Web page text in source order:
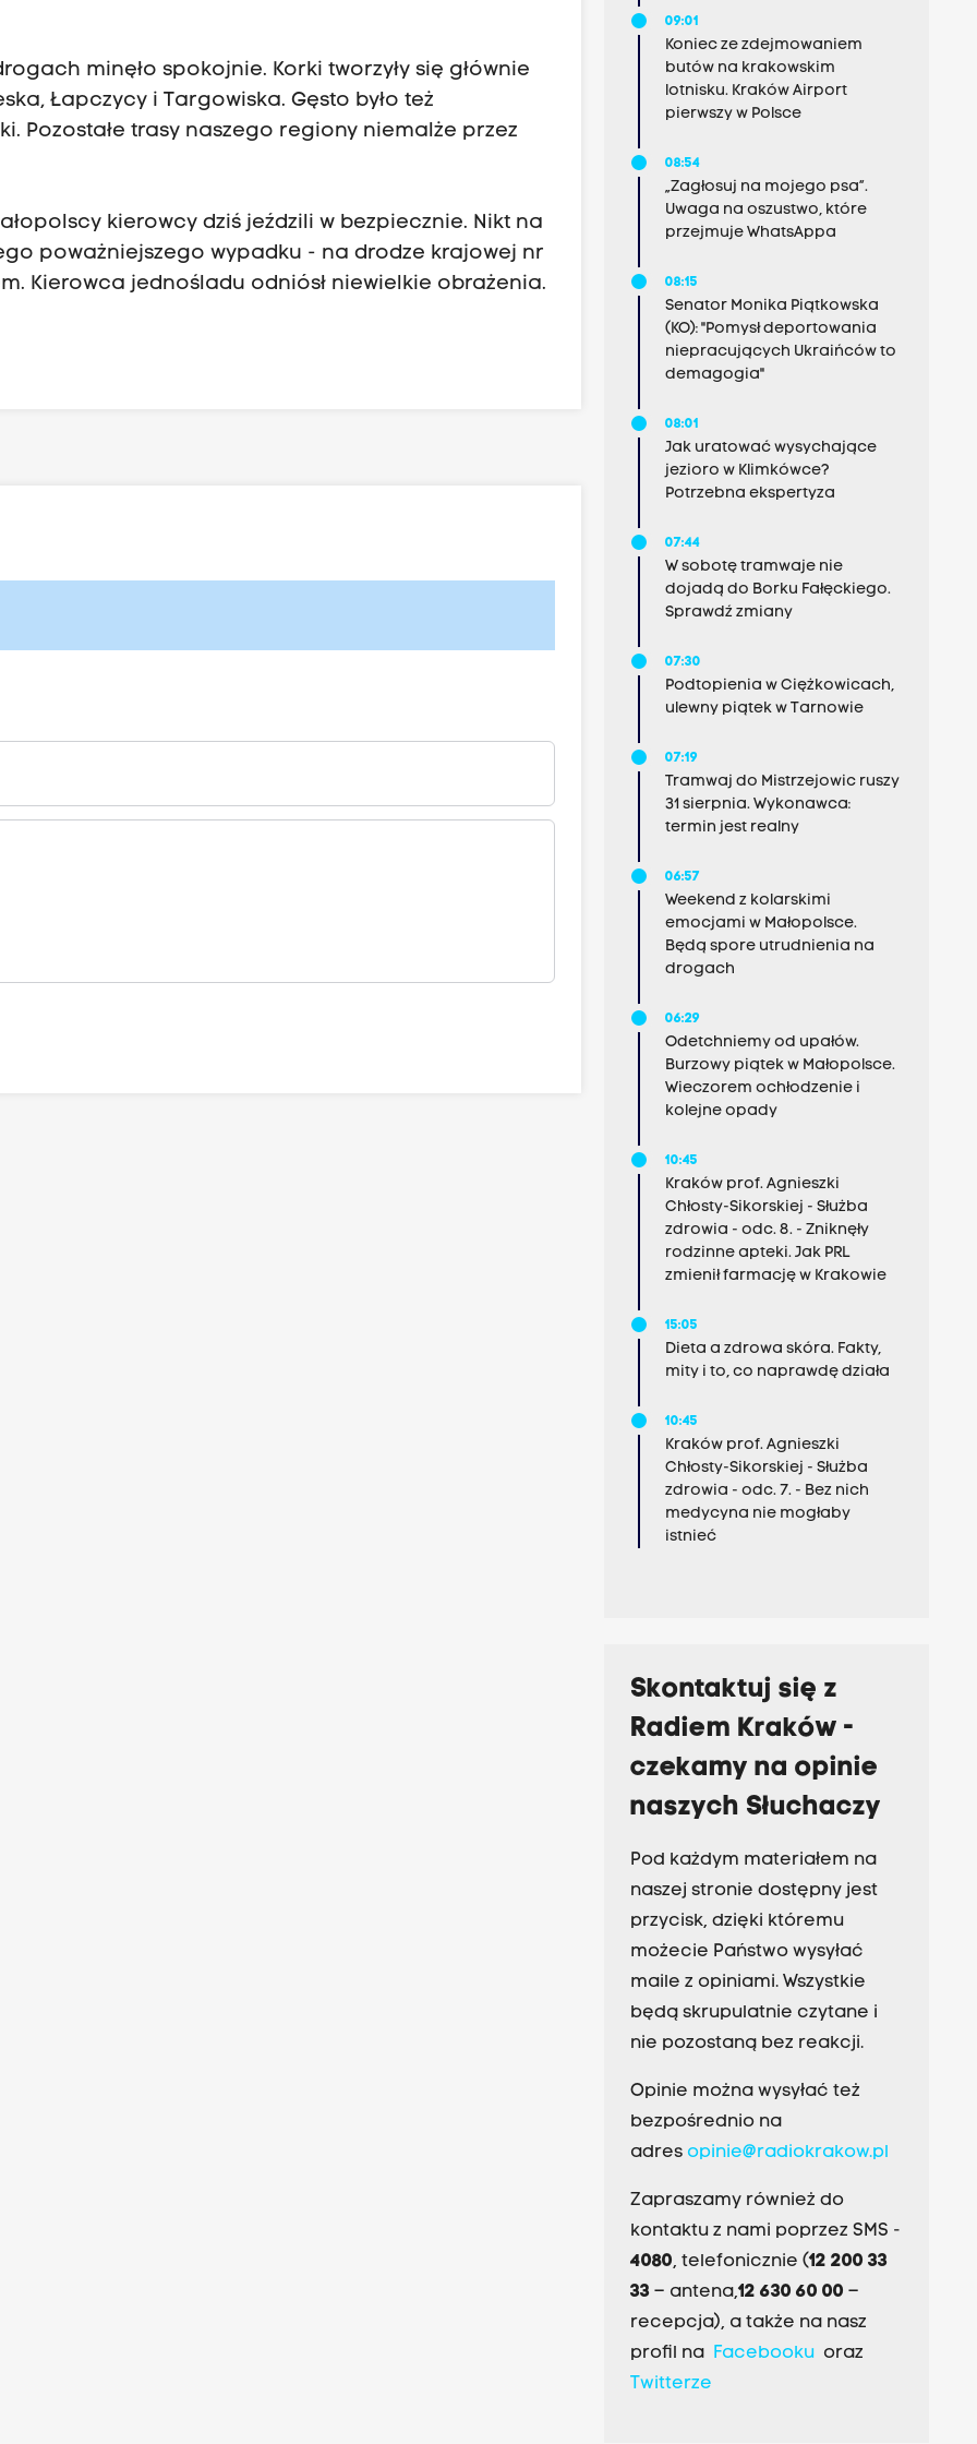
minęło spokojnie. Korki tworzyły się głównie
Łapczycy i Targowiska. Gęsto było też
Pozostałe trasy naszego regiony niemalże przez
kierowcy dziś jeździli w bezpiecznie. Nikt na
poważniejszego wypadku - na drodze krajowej nr
Kierowca jednośladu odniósł niewielkie obrażenia.
09:01
Koniec ze zdejmowaniem
butów na krakowskim
lotnisku. Kraków Airport
pierwszy w Polsce
08:54
„Zagłosuj na mojego psa”.
Uwaga na oszustwo, które
przejmuje WhatsAppa
08:15
Senator Monika Piątkowska
(KO): "Pomysł deportowania
niepracujących Ukraińców to
demagogia"
08:01
Jak uratować wysychające
jezioro w Klimkówce?
Potrzebna ekspertyza
07:44
W sobotę tramwaje nie
dojadą do Borku Fałęckiego.
Sprawdź zmiany
07:30
Podtopienia w Ciężkowicach,
ulewny piątek w Tarnowie
07:19
Tramwaj do Mistrzejowic ruszy
31 sierpnia. Wykonawca:
termin jest realny
06:57
Weekend z kolarskimi
emocjami w Małopolsce.
Będą spore utrudnienia na
drogach
06:29
Odetchniemy od upałów.
Burzowy piątek w Małopolsce.
Wieczorem ochłodzenie i
kolejne opady
10:45
Kraków prof. Agnieszki
Chłosty-Sikorskiej - Służba
zdrowia - odc. 8. - Zniknęły
rodzinne apteki. Jak PRL
zmienił farmację w Krakowie
15:05
Dieta a zdrowa skóra. Fakty,
mity i to, co naprawdę działa
10:45
Kraków prof. Agnieszki
Chłosty-Sikorskiej - Służba
zdrowia - odc. 7. - Bez nich
medycyna nie mogłaby
istnieć
Skontaktuj się z
Radiem Kraków -
czekamy na opinie
naszych Słuchaczy
Pod każdym materiałem na
naszej stronie dostępny jest
przycisk, dzięki któremu
możecie Państwo wysyłać
maile z opiniami. Wszystkie
będą skrupulatnie czytane i
nie pozostaną bez reakcji.
Opinie można wysyłać też
bezpośrednio na
adres opinie@radiokrakow.pl
Zapraszamy również do
kontaktu z nami poprzez SMS -
4080, telefonicznie (12 200 33
33– antena,12 630 60 00 –
recepcja), a także na nasz
profil na Facebookuoraz
Twitterze